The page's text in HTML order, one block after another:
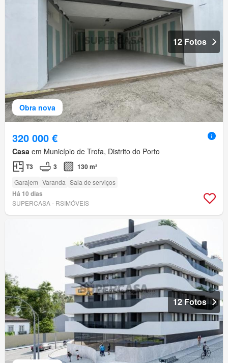
Obra nova
12 Fotos
320 000 €
Casa em Município de Trofa, Distrito do Porto
T3 3 130 m²
Garajem Varanda Sala de serviços
Há 10 dias
SUPERCASA - RSIMÓVEIS
12 Fotos